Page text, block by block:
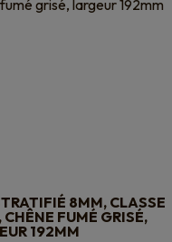
8MM, CLASSE
FUMÉ GRISÉ,
192MM